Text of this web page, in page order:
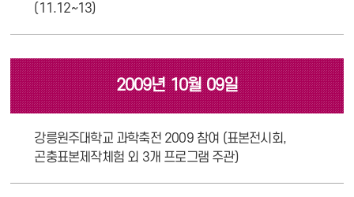
(11.12~13)
2009년 10월 09일
강릉원주대학교 과학축전 2009 참여 (표본전시회,
곤충표본제작체험 외 3개 프로그램 주관)